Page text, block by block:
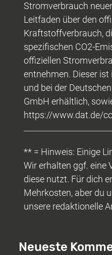
Stromverbrauch
Leitfaden über den
Kraftstoffverbrauch,
spezifischen CO2-
offiziellen
entnehmen. Dieser
und bei der
GmbH erhältlich,
https://www.dat.de/
** = Hinweis: Einige
Wir erhalten ggf. eine
diese nutzt. Für dich
Mehrkosten, aber du
unsere redaktionelle
Neueste